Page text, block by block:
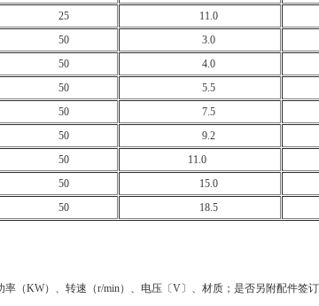
25 11.0
50 3.0
50 4.0
50 5.5
50 7.5
50 9.2
50 11.0
50 15.0
50 18.5
（KW）、转速（r/min）、电压〔V〕、材质；是否另附配件签